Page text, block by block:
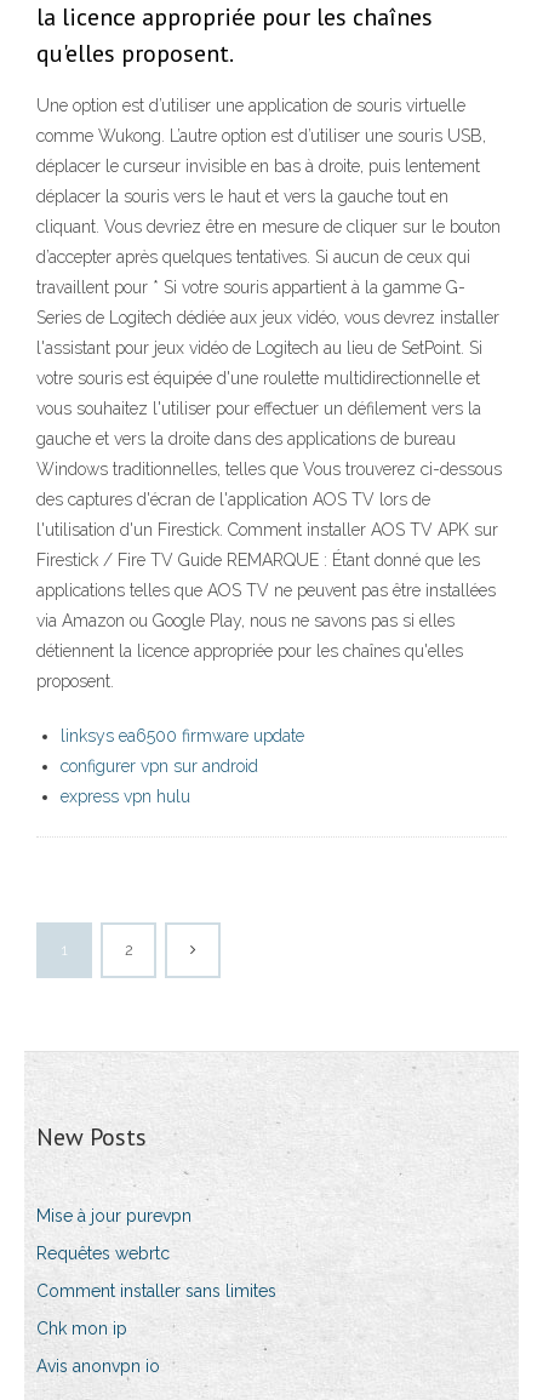
la licence appropriée pour les chaînes
qu'elles proposent.
Une option est d’utiliser une application de souris virtuelle
comme Wukong. L’autre option est d’utiliser une souris USB,
déplacer le curseur invisible en bas à droite, puis lentement
déplacer la souris vers le haut et vers la gauche tout en
cliquant. Vous devriez être en mesure de cliquer sur le bouton
d’accepter après quelques tentatives. Si aucun de ceux qui
travaillent pour * Si votre souris appartient à la gamme G-
Series de Logitech dédiée aux jeux vidéo, vous devrez installer
l'assistant pour jeux vidéo de Logitech au lieu de SetPoint. Si
votre souris est équipée d'une roulette multidirectionnelle et
vous souhaitez l'utiliser pour effectuer un défilement vers la
gauche et vers la droite dans des applications de bureau
Windows traditionnelles, telles que Vous trouverez ci-dessous
des captures d'écran de l'application AOS TV lors de
l'utilisation d'un Firestick. Comment installer AOS TV APK sur
Firestick / Fire TV Guide REMARQUE : Étant donné que les
applications telles que AOS TV ne peuvent pas être installées
via Amazon ou Google Play, nous ne savons pas si elles
détiennent la licence appropriée pour les chaînes qu'elles
proposent.
linksys ea6500 firmware update
configurer vpn sur android
express vpn hulu
1 2
New Posts
Mise à jour purevpn
Requêtes webrtc
Comment installer sans limites
Chk mon ip
Avis anonvpn io